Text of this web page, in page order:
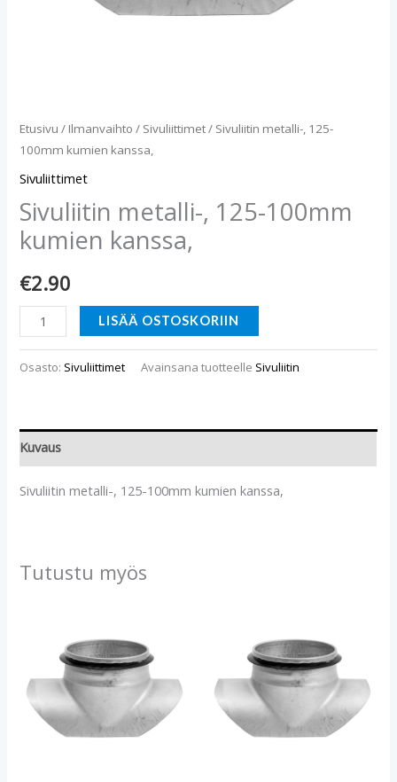
Etusivu / Ilmanvaihto / Sivuliittimet/ Sivuliitin metalli-, 125-
100mm kumien kanssa,
Sivuliittimet
Sivuliitin metalli-, 125-100mm
kumien kanssa,
€2.90
LISÄÄ OSTOSKORIIN
Osasto: Sivuliittimet Avainsana tuotteelle Sivuliitin
Kuvaus
Sivuliitin metalli-, 125-100mm kumien kanssa,
Tutustu myös